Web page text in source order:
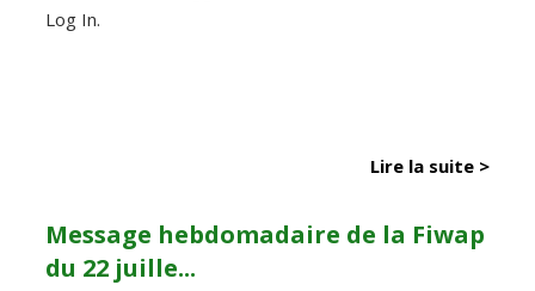
Log In.
Lire la suite >
Message hebdomadaire de la Fiwap
du 22 juille...